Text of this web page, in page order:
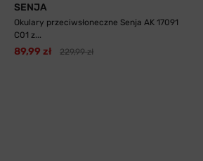
SENJA
Okulary przeciwsłoneczne Senja AK 17091
C01 z...
89,99 zł 229,99 zł